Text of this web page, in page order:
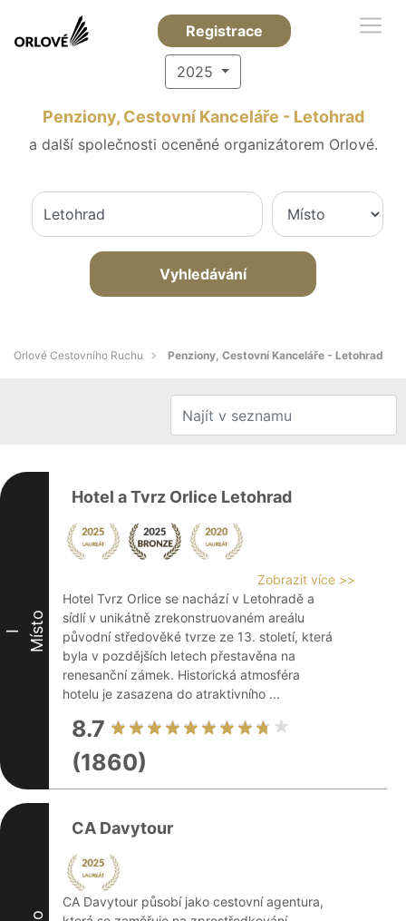
Registrace
2025
Penziony, Cestovní Kanceláře - Letohrad
a další společnosti oceněné organizátorem Orlové.
Vyhledávání
Orlové Cestovního Ruchu Penziony, Cestovní Kanceláře - Letohrad
I Místo
Hotel a Tvrz Orlice Letohrad
Zobrazit více >>
Hotel Tvrz Orlice se nachází v Letohradě a
sídlí v unikátně zrekonstruovaném areálu
původní středověké tvrze ze 13. století, která
byla v pozdějších letech přestavěna na
renesanční zámek. Historická atmosféra
hotelu je zasazena do atraktivního ...
8.7
(1860)
CA Davytour
CA Davytour působí jako cestovní agentura,